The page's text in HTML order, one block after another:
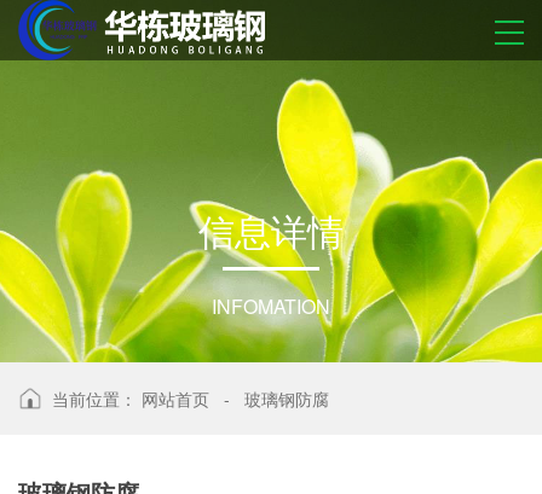
信息详情
INFOMATION
当前位置： 网站首页 - 玻璃钢防腐